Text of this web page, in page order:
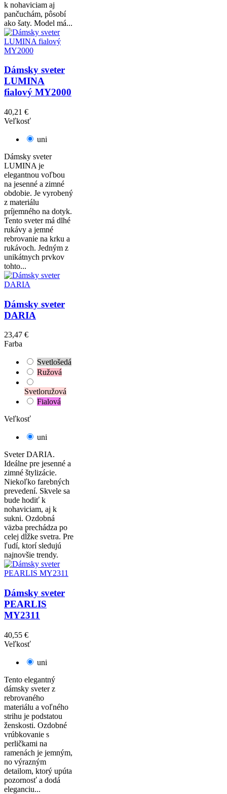
k nohaviciam aj
pančuchám, pôsobí
ako šaty. Model má...
Dámsky sveter
LUMINA
fialový MY2000
40,21 €
Veľkosť
uni
Dámsky sveter
LUMINA je
elegantnou voľbou
na jesenné a zimné
obdobie. Je vyrobený
z materiálu
príjemného na dotyk.
Tento sveter má dlhé
rukávy a jemné
rebrovanie na krku a
rukávoch. Jedným z
unikátnych prvkov
tohto...
Dámsky sveter
DARIA
23,47 €
Farba
Svetlošedá
Ružová
Svetloružová
Fialová
Veľkosť
uni
Sveter DARIA.
Ideálne pre jesenné a
zimné štylizácie.
Niekoľko farebných
prevedení. Skvele sa
bude hodiť k
nohaviciam, aj k
sukni. Ozdobná
väzba prechádza po
celej dĺžke svetra. Pre
ľudí, ktorí sledujú
najnovšie trendy.
Dámsky sveter
PEARLIS
MY2311
40,55 €
Veľkosť
uni
Tento elegantný
dámsky sveter z
rebrovaného
materiálu a voľného
strihu je podstatou
ženskosti. Ozdobné
vrúbkovanie s
perličkami na
ramenách je jemným,
no výrazným
detailom, ktorý upúta
pozornosť a dodá
eleganciu...